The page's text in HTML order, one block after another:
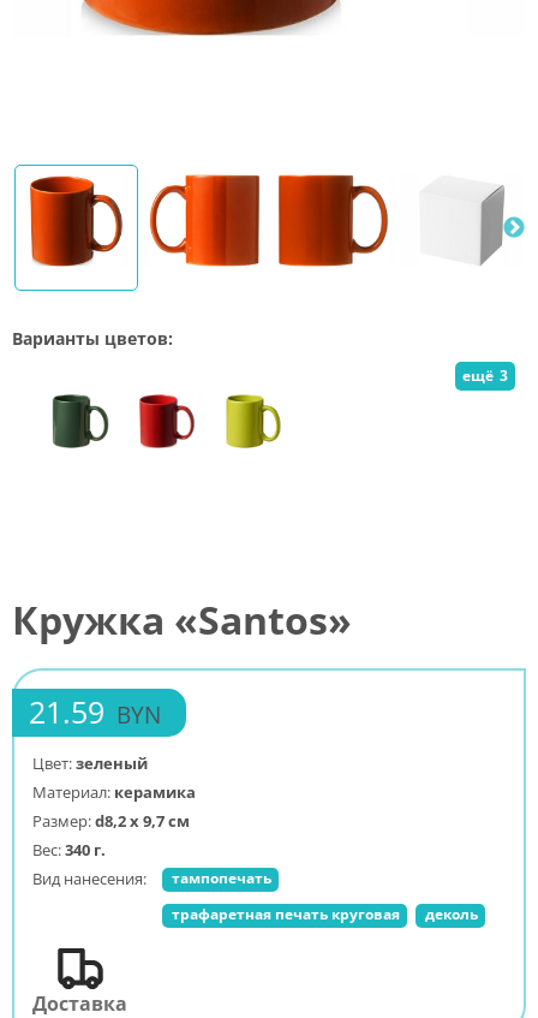
Варианты цветов:
ещё 3
Кружка «Santos»
21.59 BYN
Цвет:зеленый
Материал: керамика
Размер:d8,2 х 9,7 см
Вес:340 г.
Вид нанесения:
тампопечать
трафаретная печать круговая
деколь
Доставка